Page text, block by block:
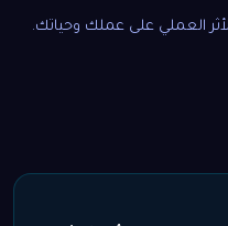
العملي على عملك وحياتك.